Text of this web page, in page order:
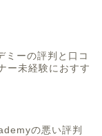
ミーの評判と口コ
ー未経験におすす
の悪い評判